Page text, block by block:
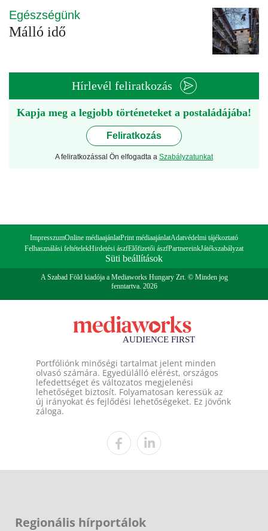
Egészségünk
Málló idő
Hírlevél feliratkozás
Kapja meg a legjobb történeteket a postaládájába!
Feliratkozás
A feliratkozással Ön elfogadta a Szabályzatunkat
ImpresszumOnline médiaajánlatPrint médiaajánlatAdatvédelmi tájékoztató
Felhasználási feltételekHirdetési ászfElőfizetői ászfPartnereinkJátékszabályzat
Süti beállítások
A Szabad Föld kiadója a Mediaworks Hungary Zrt. © Minden jog
fenntartva. 2026
Portfóliónk minőségi tartalmat jelent minden
olvasó számára. Egyedülálló elérést, országos
lefedettséget és változatos megjelenési
lehetőséget biztosít. Folyamatosan keressük az
új irányokat és fejlődési lehetőségeket. Ez jövőnk
záloga.
Regionális hírportálok